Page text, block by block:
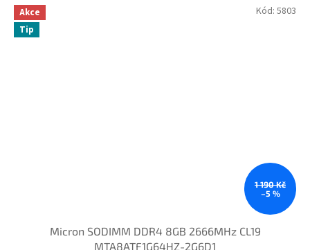
Akce
Tip
1 190 Kč
–5 %
Micron SODIMM DDR4 8GB 2666MHz CL19
MTA8ATF1G64HZ-2G6D1
Kód: 5803